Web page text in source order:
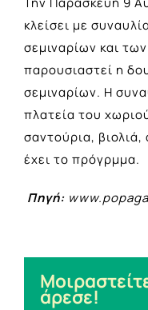
κλείσει με
σεμιναρίων και
παρουσιαστεί η
σεμιναρίων. Η
πλατεία του
σαντούρια,
έχει το πρόγρμμα.
Πηγή:
άρεσε!